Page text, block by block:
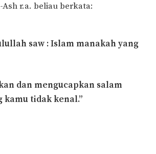
r.a. beliau berkata:
saw : Islam manakah yang
dan mengucapkan salam
kamu tidak kenal.”